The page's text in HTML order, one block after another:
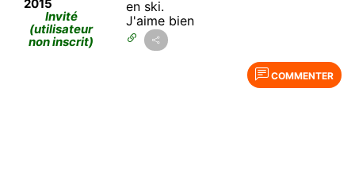
2015
Invité
(utilisateur
non inscrit)
en ski.
J'aime bien
COMMENTER